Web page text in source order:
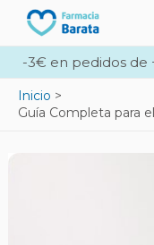
contenido
-3€ en pedidos de
Inicio
Guía Completa para
Navegación
de
entradas